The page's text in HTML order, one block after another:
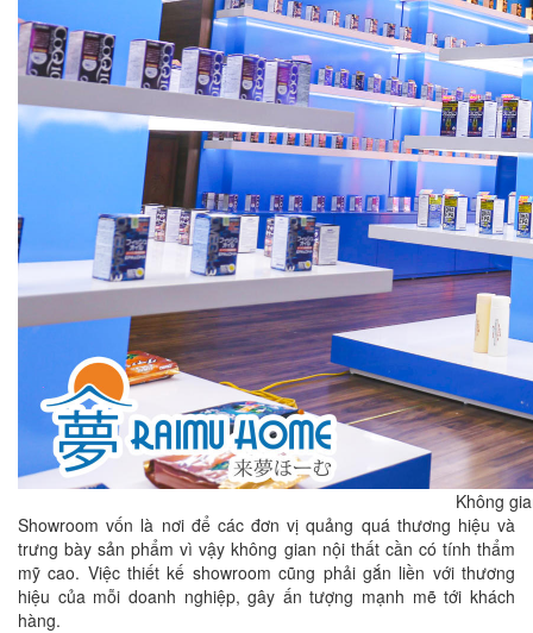
Không
Showroom vốn là nơi để các đơn vị quảng quá thương hiệu và
trưng bày sản phẩm vì vậy không gian nội thất cần có tính thẩm
mỹ cao. Việc thiết kế showroom cũng phải gắn liền với thương
hiệu của mỗi doanh nghiệp, gây ấn tượng mạnh mẽ tới khách
hàng.